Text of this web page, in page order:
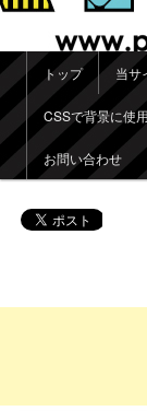
メインメニュー
メインコンテ
サブコンテン
トップ 当サ
CSSで背景に使
お問い合わせ